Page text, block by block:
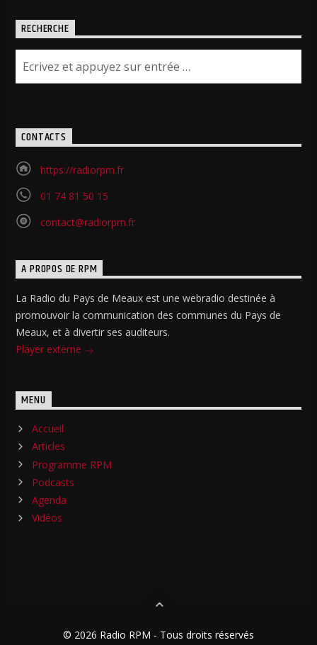
RECHERCHE
CONTACTS
https://radiorpm.fr
01 74 81 50 15
contact@radiorpm.fr
A PROPOS DE RPM
La Radio du Pays de Meaux est une webradio destinée à
promouvoir la communication des communes du Pays de
Meaux, et à divertir ses auditeurs.
Player externe
MENU
Accueil
Articles
Programme RPM
Podcasts
Agenda
Vidéos
© 2026 Radio RPM - Tous droits réservés